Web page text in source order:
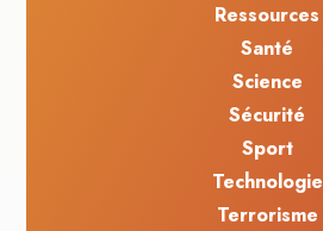
Ressources
Santé
Science
Sécurité
Sport
Technologie
Terrorisme